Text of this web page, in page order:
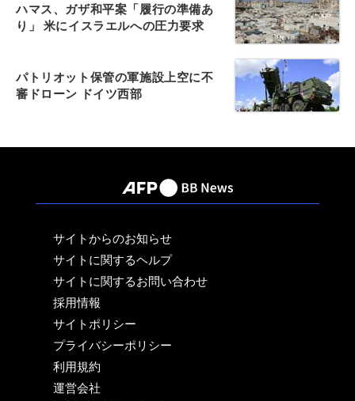
ハマス、ガザ和平案「履行の準備あ
り」 米にイスラエルへの圧力要求
パトリオット保管の軍施設上空に不
審ドローン ドイツ西部
サイトからのお知らせ
サイトに関するヘルプ
サイトに関するお問い合わせ
採用情報
サイトポリシー
プライバシーポリシー
利用規約
運営会社